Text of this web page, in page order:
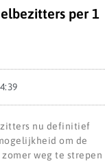
per 1
nu definitief
om de
weg te strepen